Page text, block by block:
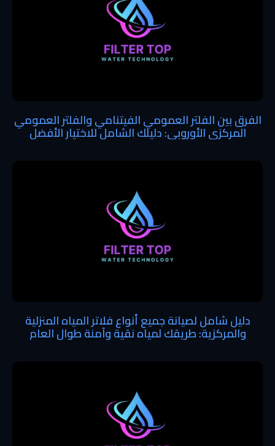
الفرق بين الفلتر العمومي الفيتنامي والفلتر العمومي
المركزي الأوروبي: دليلك الشامل للاختيار الأفضل
دليل شامل لصيانة جميع أنواع فلاتر المياه المنزلية
والمركزية: طريقك لمياه نقية وآمنة طوال العام